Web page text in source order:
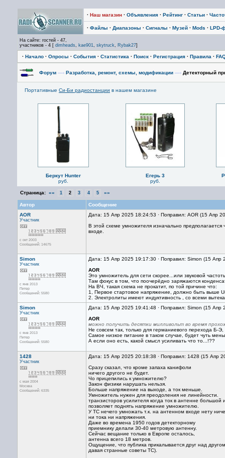
· Наш магазин · Объявления · Рейтинг · Статьи ·
· Файлы · Диапазоны · Сигналы · Музей · Mods · LPD-
На сайте: гостей - 47,
участников - 4 [ dimheads, kae901, skytruck, Rybak27]
· Начало · Опросы · События · Статистика · Поиск · Регистрация · Правила ·
Форум —› Разработка, ремонт, схемы, модификации —› Детекторный
Портативные Си-Би радиостанции в нашем магазине
Беркут Hunter
руб.
Егерь 3
руб.
Страница: «« 1 2 3 4 5 »»
Автор
Сообщение
AOR
Участник
с окт 2003
Сообщений: 14675
Дата: 15 Апр 2025 18:24:53 · Поправил: AOR (15 Апр
В этой схеме умножителя изначально
входе.
Simon
Участник
с янв 2013
Питер
Сообщений: 5580
Дата: 15 Апр 2025 19:17:30 · Поправил: Simon (15 Апр
AOR
Это умножитель для сети скорее...или звуковой
Там фокус в том, что поочерёдно заряжаются
На ВЧ, такая схема не прокатит, по той причине что:
1, Первое стартовое напряжение, должно быть выше
2. Электролиты имеют индуктивность , со всеми
Simon
Участник
с янв 2013
Питер
Сообщений: 5580
Дата: 15 Апр 2025 19:41:48 · Поправил: Simon (15 Апр
AOR
можно получить десятки милливольт во время
Не совсем так, только для германиевого перехода Б-
Самое низкое питание в таком случае, будет чуть
А если оно есть, какой смысл усиливать что то...!??
1428
Участник
с мая 2004
Москва
Сообщений: 6335
Дата: 15 Апр 2025 20:18:38 · Поправил: 1428 (15 Апр
Сразу сказал, что кроме запаха канифоли
ничего другого не будет.
Чо прицепились к умножителю?
Закон физики нарушать нельзя.
Больше напряжение на выходе, а ток меньше.
Умножитель нужен для преодоления не линейности.
транзисторов усилителя когда ток в антенне большой
позволяет поднять напряжение умножителю.
У ТС нечего умножать т.к. на антенном входе нету
ни тока ни напряжения.
Даже во времена 1950 годов детекторному
приемнику делали 30-40 метровую антенну.
Сейчас вещание только в Европе осталось,
антенна всего 18 метров.
Ощущение, что публика прикалывается друг над другом
давая странные советы ТС).